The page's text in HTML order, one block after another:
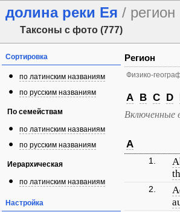
долина реки Ея / регион
Таксоны с фото (777)
Сортировка
по латинским названиям
по русским названиям
По семействам
по латинским названиям
по русским названиям
Иерархическая
по латинским названиям
Настройка
Регион
Физико-
A B C D
Включенные
A
1.
2.